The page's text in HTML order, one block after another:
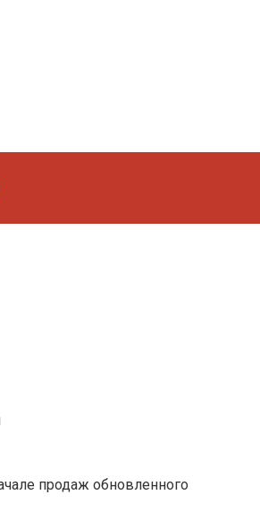
продаж обновленного